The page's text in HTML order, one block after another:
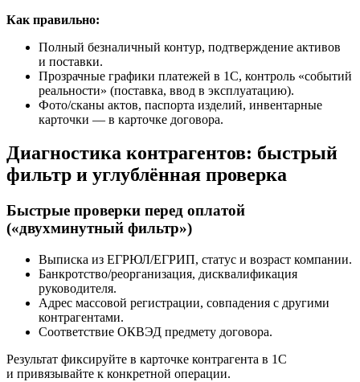
Как правильно:
Полный безналичный контур, подтверждение активов
и поставки.
Прозрачные графики платежей в 1С, контроль «событий
реальности» (поставка, ввод в эксплуатацию).
Фото/сканы актов, паспорта изделий, инвентарные
карточки — в карточке договора.
Диагностика контрагентов: быстрый
фильтр и углублённая проверка
Быстрые проверки перед оплатой
(«двухминутный фильтр»)
Выписка из ЕГРЮЛ/ЕГРИП, статус и возраст компании.
Банкротство/реорганизация, дисквалификация
руководителя.
Адрес массовой регистрации, совпадения с другими
контрагентами.
Соответствие ОКВЭД предмету договора.
Результат фиксируйте в карточке контрагента в 1С
и привязывайте к конкретной операции.